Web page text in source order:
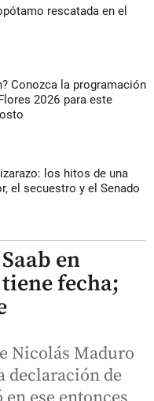
rescatada en el
Conozca la programación
2026 para este
los hitos de una
el secuestro y el Senado
en
fecha;
Nicolás Maduro
declaración de